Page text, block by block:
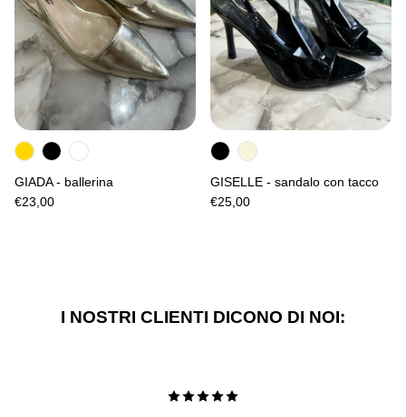
GIADA - ballerina
€23,00
GISELLE - sandalo con tacco
€25,00
I NOSTRI CLIENTI DICONO DI NOI: